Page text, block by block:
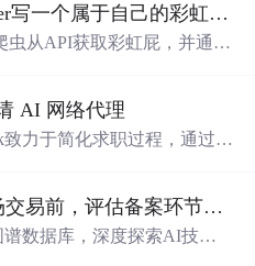
用python爬虫,pyinstaller写一个属于自己的彩虹屁生成器！（链接在文末自取）
虫从API获取彩虹屁，并通过
AI 网络代理
力于简化求职过程，通过自
科技成果转化项目进场交易前，评估备案环节需要准备哪些材料？.docx
数据库，深度探索AI技术